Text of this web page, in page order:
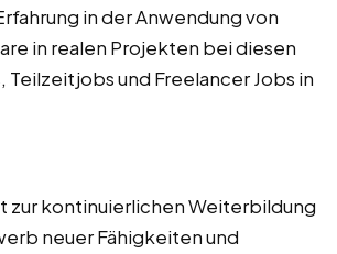
in der Anwendung von
in realen Projekten bei diesen
Teilzeitjobs und Freelancer Jobs in
zur kontinuierlichen Weiterbildung
neuer Fähigkeiten und